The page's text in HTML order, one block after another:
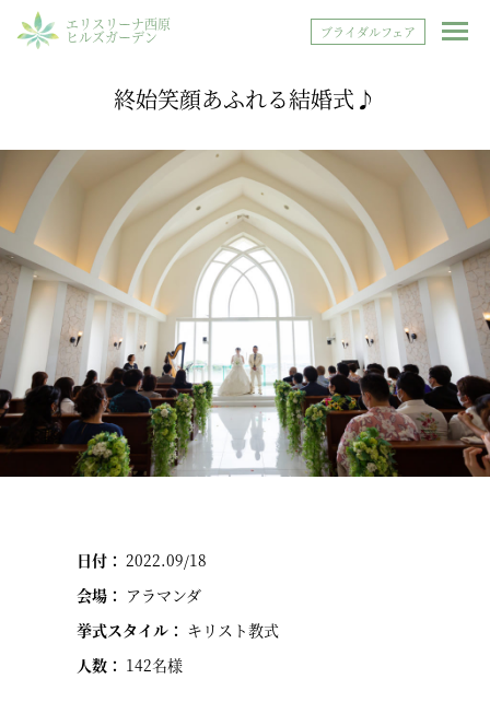
エリスリーナ西原
ヒルズガーデン ブライダルフェア
終始笑顔あふれる結婚式♪
日付： 2022.09/18
会場： アラマンダ
挙式スタイル： キリスト教式
人数： 142名様